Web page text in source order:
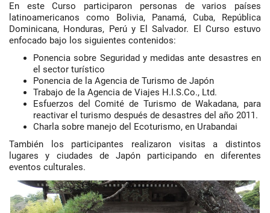
En este Curso participaron personas de varios países
latinoamericanos como Bolivia, Panamá, Cuba, República
Dominicana, Honduras, Perú y El Salvador. El Curso estuvo
enfocado bajo los siguientes contenidos:
Ponencia sobre Seguridad y medidas ante desastres en
el sector turístico
Ponencia de la Agencia de Turismo de Japón
Trabajo de la Agencia de Viajes H.I.S.Co., Ltd.
Esfuerzos del Comité de Turismo de Wakadana, para
reactivar el turismo después de desastres del año 2011.
Charla sobre manejo del Ecoturismo, en Urabandai
También los participantes realizaron visitas a distintos
lugares y ciudades de Japón participando en diferentes
eventos culturales.